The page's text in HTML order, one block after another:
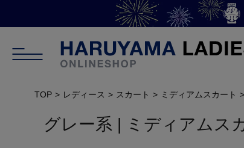
TOP レディース スカート ミディアムスカート
グレー系 | ミディアムス